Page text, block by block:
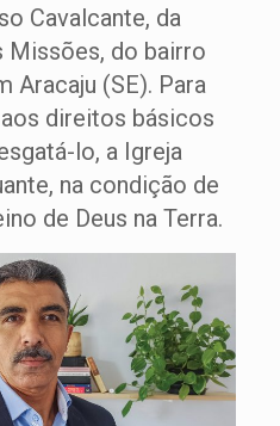
Cavalcante, da
Missões, do bairro
Aracaju (SE). Para
direitos básicos
lo, a Igreja
na condição de
de Deus na Terra.